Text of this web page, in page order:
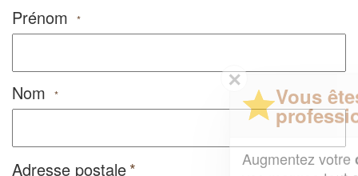
Prénom *
Nom *
Adresse postale
✕
Vous êtes un
professionnel ?
chiffre d'affaireset